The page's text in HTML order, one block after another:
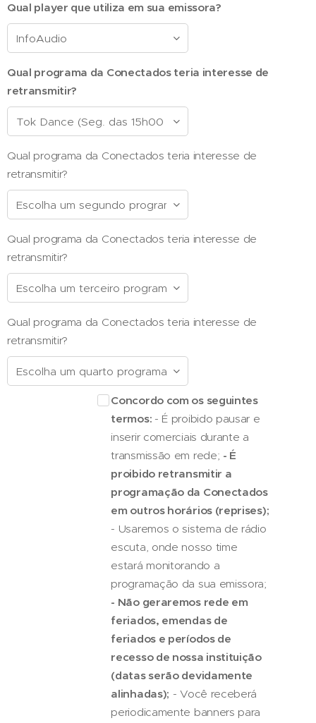
Qual player que utiliza em sua emissora?
Qual programa da Conectados teria interesse de
retransmitir?
Qual programa da Conectados teria interesse de
retransmitir?
Qual programa da Conectados teria interesse de
retransmitir?
Qual programa da Conectados teria interesse de
retransmitir?
Concordo com os seguintes
termos: - É proibido pausar e
inserir comerciais durante a
transmissão em rede; - É
proibido retransmitir a
programação da Conectados
em outros horários (reprises);
- Usaremos o sistema de rádio
escuta, onde nosso time
estará monitorando a
programação da sua emissora;
- Não geraremos rede em
feriados, emendas de
feriados e períodos de
recesso de nossa instituição
(datas serão devidamente
alinhadas);
periodicamente banners para